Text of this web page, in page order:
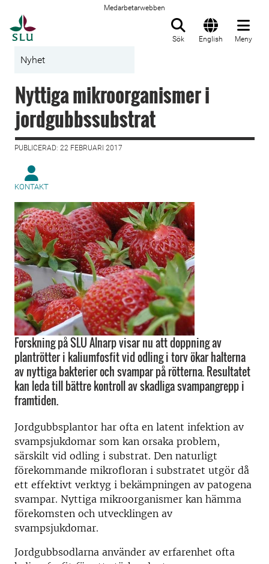
Medarbetarwebben
Sök English Meny
Nyhet
Nyttiga mikroorganismer i
jordgubbssubstrat
PUBLICERAD: 22 FEBRUARI 2017
KONTAKT
Forskning på SLU Alnarp visar nu att doppning av
plantrötter i kaliumfosfit vid odling i torv ökar halterna
av nyttiga bakterier och svampar på rötterna. Resultatet
kan leda till bättre kontroll av skadliga svampangrepp i
framtiden.
Jordgubbsplantor har ofta en latent infektion av
svampsjukdomar som kan orsaka problem,
särskilt vid odling i substrat. Den naturligt
förekommande mikrofloran i substratet utgör då
ett effektivt verktyg i bekämpningen av patogena
svampar. Nyttiga mikroorganismer kan hämma
förekomsten och utvecklingen av
svampsjukdomar.
Jordgubbsodlarna använder av erfarenhet ofta